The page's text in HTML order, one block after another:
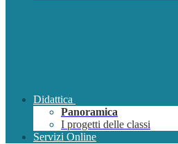
Didattica
Panoramica
I progetti delle classi
Servizi Online